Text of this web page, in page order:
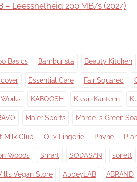
– Leessnelheid 200 MB/s (2024)
Basics Bamburista Beauty Kitchen
Essential Care Fair Squared
KABOOSH Klean Kanteen
Maier Sports Marcel s Green
Milk Club Olly Lingerie Phyne
Woods Smart SODASAN sonett
Vegan Store AbbeyLAB ABRAND